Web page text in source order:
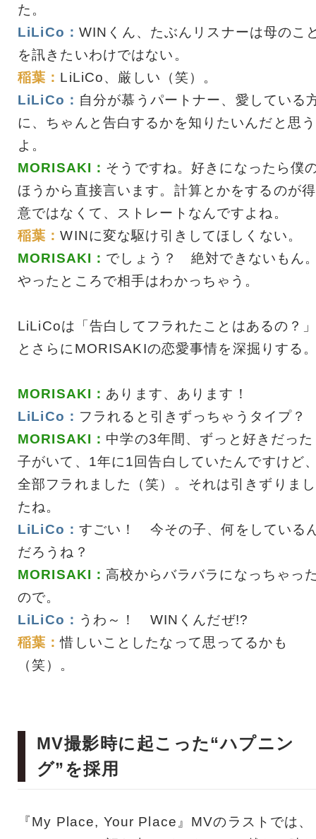
た。
LiLiCo： WINくん、たぶんリスナーは母のこ
を訊きたいわけではない。
稲葉： LiLiCo、厳しい（笑）。
LiLiCo： 自分が慕うパートナー、愛している
に、ちゃんと告白するかを知りたいんだと思う
よ。
MORISAKI： そうですね。好きになったら僕
ほうから直接言います。計算とかをするのが得
意ではなくて、ストレートなんですよね。
稲葉：WINに変な駆け引きしてほしくない。
MORISAKI： でしょう？ 絶対できないもん
やったところで相手はわかっちゃう。
LiLiCoは「告白してフラれたことはあるの？
とさらにMORISAKIの恋愛事情を深掘りする
MORISAKI： あります、あります！
LiLiCo： フラれると引きずっちゃうタイプ？
MORISAKI： 中学の3年間、ずっと好きだった
子がいて、1年に1回告白していたんですけど
全部フラれました（笑）。それは引きずりまし
たね。
LiLiCo： すごい！ 今その子、何をしている
だろうね？
MORISAKI：高校からバラバラになっちゃっ
ので。
LiLiCo： うわ～！ WINくんだぜ!?
稲葉：惜しいことしたなって思ってるかも
（笑）。
MV撮影時に起こった“ハプニン
グ”を採用
『My Place, Your Place』MVのラストでは、